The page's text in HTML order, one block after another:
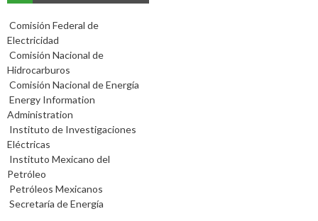
Comisión Federal de
Electricidad
Comisión Nacional de
Hidrocarburos
Comisión Nacional de Energía
Energy Information
Administration
Instituto de Investigaciones
Eléctricas
Instituto Mexicano del
Petróleo
Petróleos Mexicanos
Secretaría de Energía